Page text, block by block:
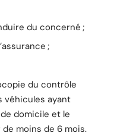
du concerné ;
;
du contrôle
véhicules ayant
domicile et le
moins de 6 mois.